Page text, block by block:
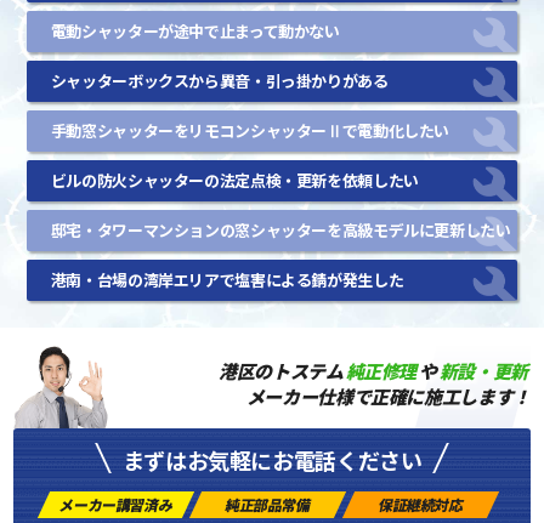
電動シャッターが途中で止まって動かない
シャッターボックスから異音・引っ掛かりがある
手動窓シャッターをリモコンシャッターⅡで電動化したい
ビルの防火シャッターの法定点検・更新を依頼したい
邸宅・タワーマンションの窓シャッターを高級モデルに更新したい
港南・台場の湾岸エリアで塩害による錆が発生した
港区のトステム純正修理や新設・更新
メーカー仕様で正確に施工します！
まずはお気軽にお電話ください
メーカー講習済み 純正部品常備 保証継続対応